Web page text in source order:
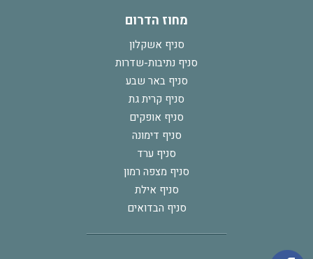
מחוז הדרום
סניף אשקלון
סניף נתיבות-שדרות
סניף באר שבע
סניף קרית גת
סניף אופקים
סניף דימונה
סניף ערד
סניף מצפה רמון
סניף אילת
סניף הבדואים